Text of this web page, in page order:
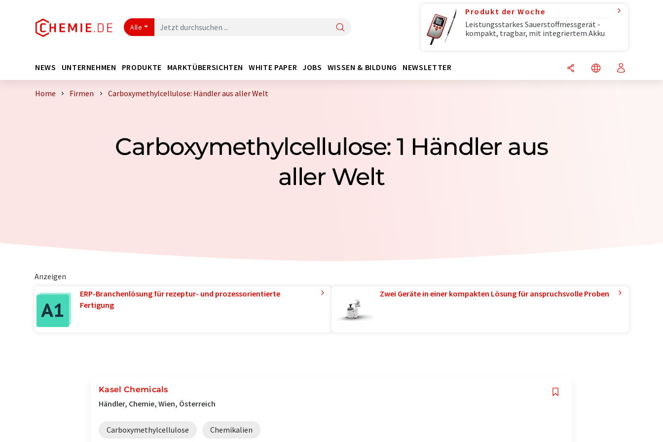
Alle
Produkt der Woche
Leistungsstarkes Sauerstoffmessgerät -
kompakt, tragbar, mit integriertem Akku
NEWS UNTERNEHMEN PRODUKTE MARKTÜBERSICHTEN WHITE PAPER JOBS WISSEN & BILDUNG NEWSLETTER
Home Firmen Carboxymethylcellulose: Händler aus aller Welt
Carboxymethylcellulose: 1 Händler aus
aller Welt
Anzeigen
ERP-Branchenlösung für rezeptur- und prozessorientierte
Fertigung
Zwei Geräte in einer kompakten Lösung für anspruchsvolle Proben
Kasel Chemicals
Händler, Chemie, Wien, Österreich
Carboxymethylcellulose Chemikalien